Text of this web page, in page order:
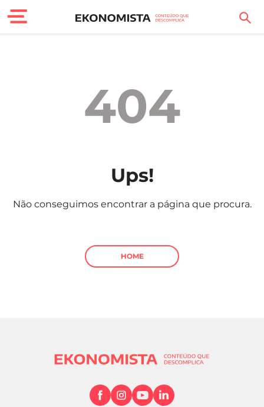
Carreira
Sociedade
Negócios
404
Ups!
Não conseguimos encontrar a página que procura.
HOME